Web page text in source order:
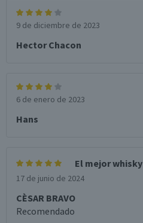
9 de diciembre de 2023
Hector Chacon
6 de enero de 2023
Hans
El mejor whisky
17 de junio de 2024
CÈSAR BRAVO
Recomendado